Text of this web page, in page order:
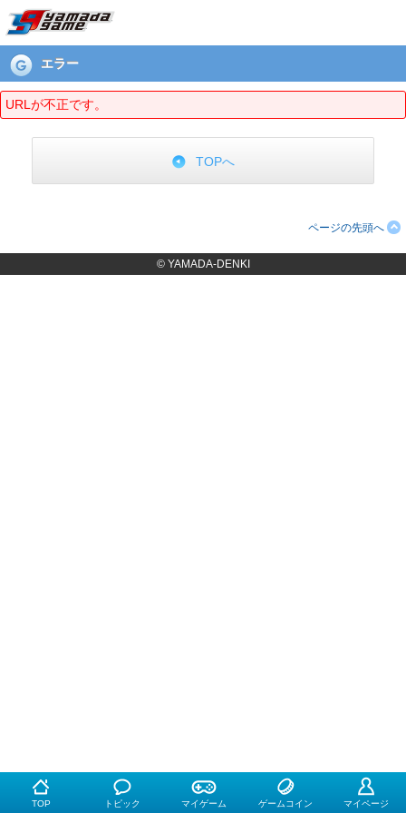
エラーページ
エラー
URLが不正です。
TOPへ
ページの先頭へ
© YAMADA-DENKI
TOP トピック マイゲーム ゲームコイン マイページ